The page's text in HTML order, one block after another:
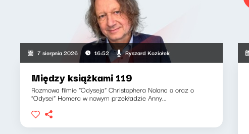
7 sierpnia 2026 16:52 Ryszard Koziołek
Między książkami 119
Rozmowa filmie "Odyseja" Christophera Nolana o oraz o
"Odysei" Homera w nowym przekładzie Anny...